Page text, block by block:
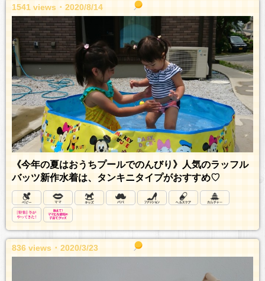
1541 views ･ 2020/8/14
《今年の夏はおうちプールでのんびり》人気のラッフル
バッツ新作水着は、タンキニタイプがおすすめ♡
836 views ･ 2020/3/23